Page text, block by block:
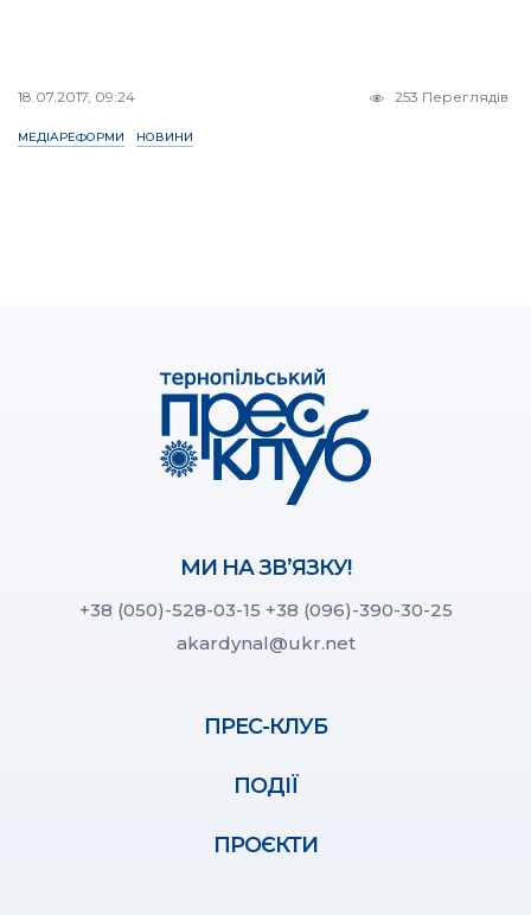
18.07.2017, 09:24 253 Переглядів
МЕДІАРЕФОРМИ НОВИНИ
МИ НА ЗВ’ЯЗКУ!
+38 (050)-528-03-15 +38 (096)-390-30-25
akardynal@ukr.net
ПРЕС-КЛУБ
ПОДІЇ
ПРОЄКТИ